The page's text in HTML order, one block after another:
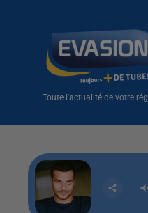
Toute l'actualité de votre